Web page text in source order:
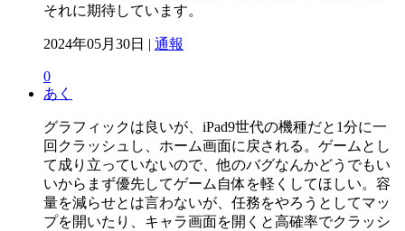
それに期待しています。
2024年05月30日 | 通報
0
あく
グラフィックは良いが、iPad9世代の機種だと1分に一
回クラッシュし、ホーム画面に戻される。ゲームとし
て成り立っていないので、他のバグなんかどうでもい
いからまず優先してゲーム自体を軽くしてほしい。容
量を減らせとは言わないが、任務をやろうとしてマッ
プを開いたり、キャラ画面を開くと高確率でクラッシ